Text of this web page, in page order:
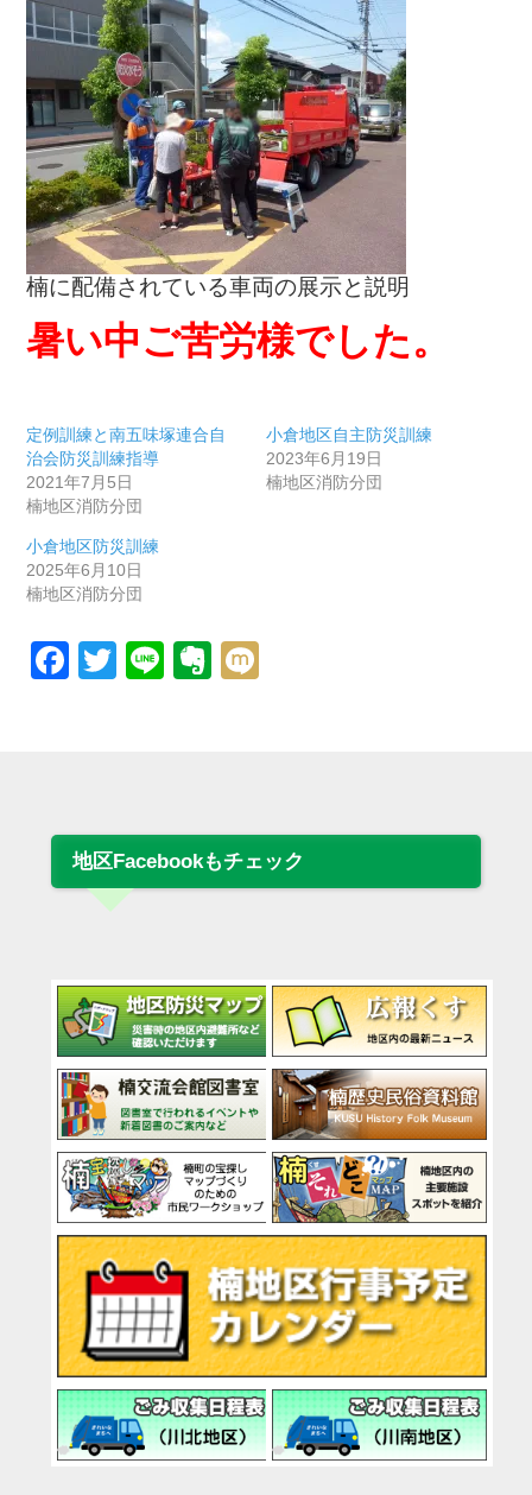
楠に配備されている車両の展示と説明
暑い中ご苦労様でした。
定例訓練と南五味塚連合自
治会防災訓練指導
2021年7月5日
楠地区消防分団
小倉地区自主防災訓練
2023年6月19日
楠地区消防分団
小倉地区防災訓練
2025年6月10日
楠地区消防分団
Facebook
Twitter
LineEvernote
地区Facebookもチェック